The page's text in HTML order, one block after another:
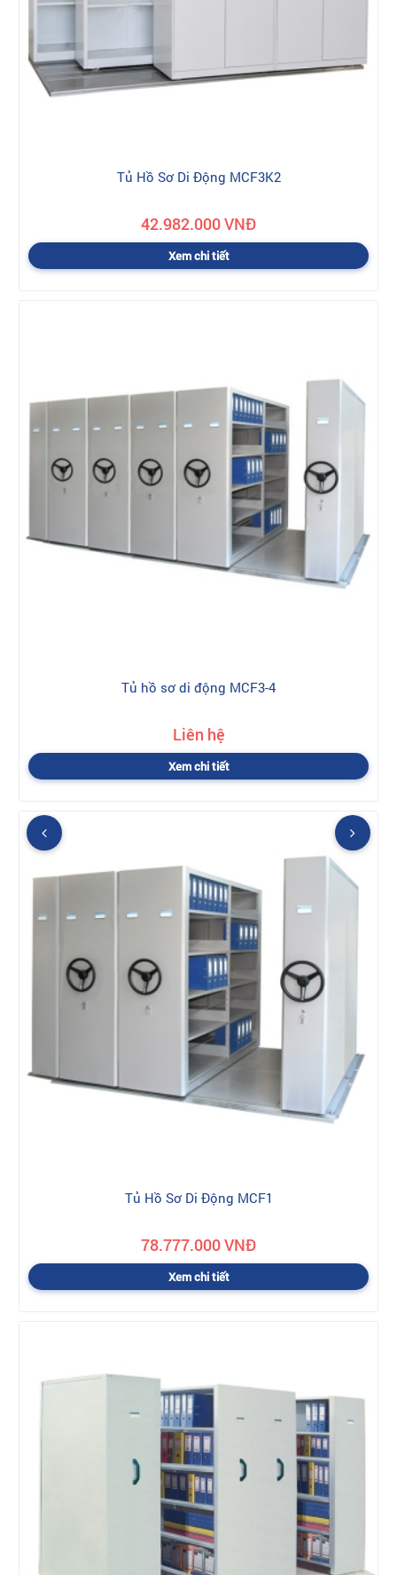
Tủ Hồ Sơ Di Động MCF3K2
42.982.000 VNĐ
Xem chi tiết
Tủ hồ sơ di động MCF3-4
Liên hệ
Xem chi tiết
Tủ Hồ Sơ Di Động MCF1
78.777.000 VNĐ
Xem chi tiết